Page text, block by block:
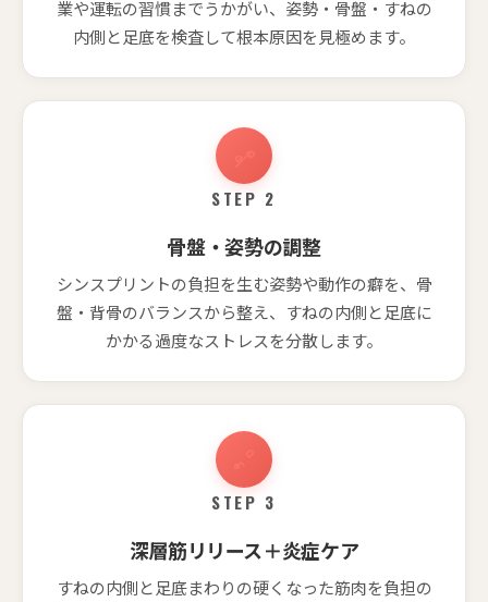
業や運転の習慣までうかがい、姿勢・骨盤・すねの
内側と足底を検査して根本原因を見極めます。
STEP 2
骨盤・姿勢の調整
シンスプリントの負担を生む姿勢や動作の癖を、骨
盤・背骨のバランスから整え、すねの内側と足底に
かかる過度なストレスを分散します。
STEP 3
深層筋リリース＋炎症ケア
すねの内側と足底まわりの硬くなった筋肉を負担の